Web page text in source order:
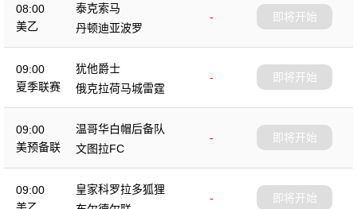
08:00
美乙
泰克索马
-
丹顿迪亚波罗
即将开始
09:00
夏季联赛
犹他爵士
-
俄克拉荷马城雷霆
即将开始
09:00
美预备联
温哥华白帽后备队
-
文图拉FC
即将开始
09:00
皇家科罗拉多狐狸
-
即将开始